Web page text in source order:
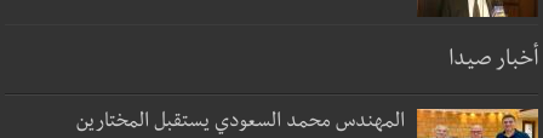
أخبار صيدا
المهندس محمد السعودي يستقبل المختارين